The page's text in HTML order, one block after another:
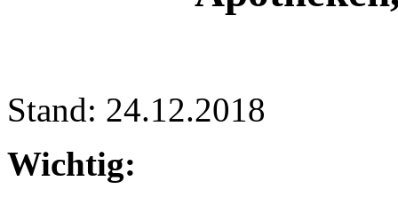
Stand: 24.12.2018
Wichtig: